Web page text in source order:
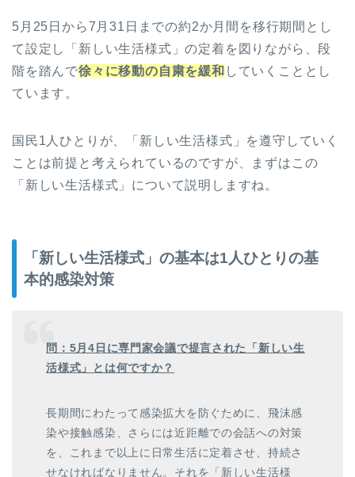
5月25日から7月31日までの約2か月間を移行期間とし
て設定し「新しい生活様式」の定着を図りながら、段
階を踏んで徐々に移動の自粛を緩和 していくこととし
ています。
国民1人ひとりが、「新しい生活様式」を遵守していく
ことは前提と考えられているのですが、まずはこの
「新しい生活様式」について説明しますね。
「新しい生活様式」の基本は1人ひとりの基
本的感染対策
問：5月4日に専門家会議で提言された「新しい生
活様式」とは何ですか？
長期間にわたって感染拡大を防ぐために、飛沫感
染や接触感染、さらには近距離での会話への対策
を、これまで以上に日常生活に定着させ、持続さ
せなければなりません。それを「新しい生活様